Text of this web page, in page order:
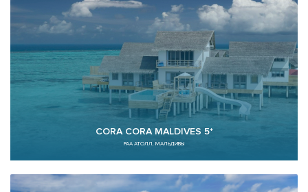
CORA CORA MALDIVES 5*
РАА АТОЛЛ, МАЛЬДИВЫ